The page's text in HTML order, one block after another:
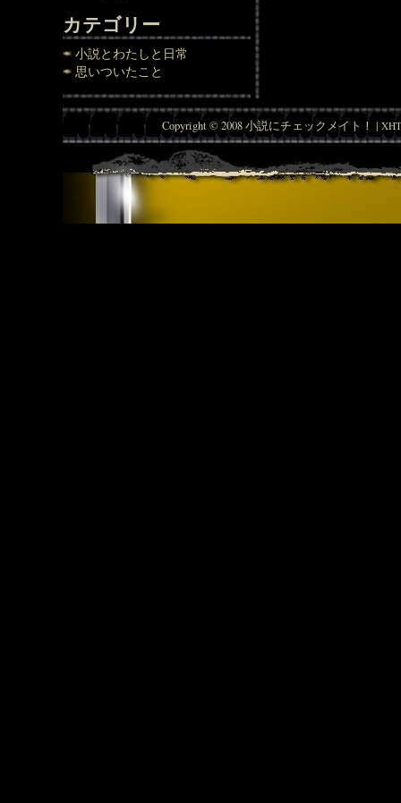
カテゴリー
小説とわたしと日常
思いついたこと
Copyright © 2008 小説にチェックメイト！ |